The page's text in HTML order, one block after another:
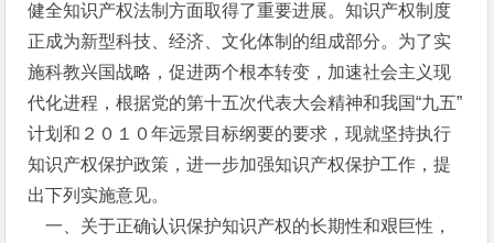
健全知识产权法制方面取得了重要进展。知识产权制度
正成为新型科技、经济、文化体制的组成部分。为了实
施科教兴国战略，促进两个根本转变，加速社会主义现
代化进程，根据党的第十五次代表大会精神和我国“九五”
计划和２０１０年远景目标纲要的要求，现就坚持执行
知识产权保护政策，进一步加强知识产权保护工作，提
出下列实施意见。
一、关于正确认识保护知识产权的长期性和艰巨性，